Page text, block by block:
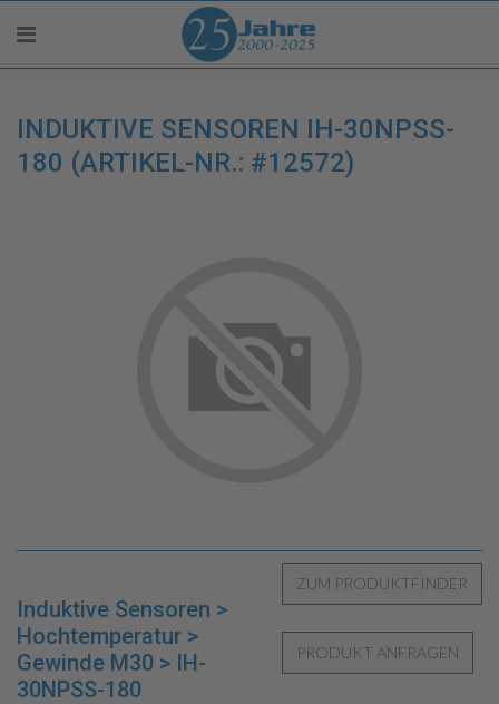
INDUKTIVE SENSOREN IH-30NPSS-
180 (ARTIKEL-NR.: #12572)
Induktive Sensoren >
Hochtemperatur >
Gewinde M30 > IH-
30NPSS-180